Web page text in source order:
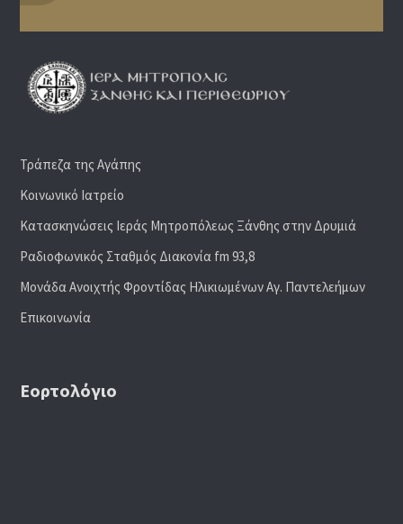
Τράπεζα της Αγάπης
Κοινωνικό Ιατρείο
Κατασκηνώσεις Ιεράς Μητροπόλεως Ξάνθης στην Δρυμιά
Ραδιoφωνικός Σταθμός Διακονία fm 93,8
Μονάδα Ανοιχτής Φροντίδας Ηλικιωμένων Αγ. Παντελεήμων
Επικοινωνία
Εορτολόγιο